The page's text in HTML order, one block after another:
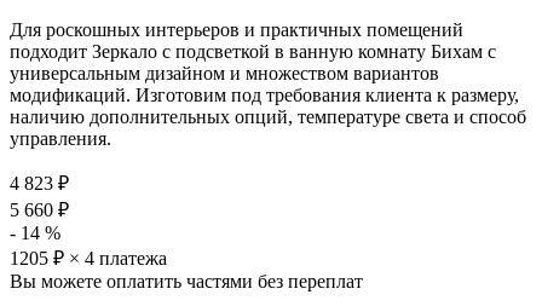
Для роскошных интерьеров и практичных помещений
подходит Зеркало с подсветкой в ванную комнату Бихам с
универсальным дизайном и множеством вариантов
модификаций. Изготовим под требования клиента к размеру,
наличию дополнительных опций, температуре света и способ
управления.
4 823 ₽
5 660 ₽
- 14 %
1205 ₽ × 4 платежа
Вы можете оплатить частями без переплат